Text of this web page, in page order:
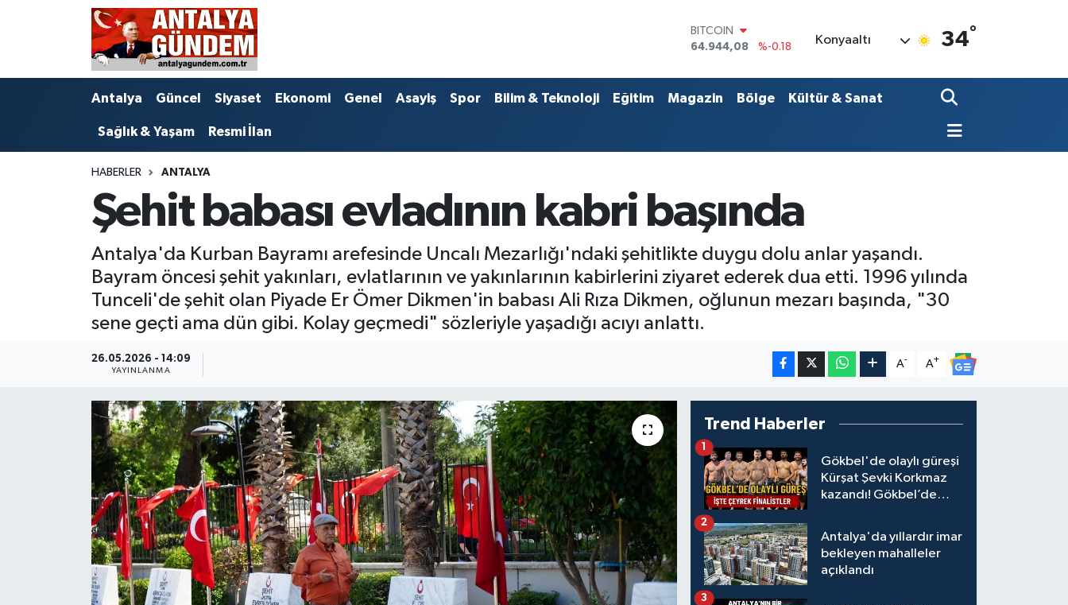
DOLAR
47,7436
%0.18
55,2510
%0.32
STERLİN
64.944,08
%-0.18
Konyaaltı 34°
Antalya Güncel Siyaset Ekonomi Genel Asayiş Spor Bilim & Teknoloji Eğitim Magazin Bölge Kültür & Sanat
Sağlık & Yaşam Resmi İlan
HABERLER ANTALYA
Şehit babası evladının kabri başında
Antalya'da Kurban Bayramı arefesinde Uncalı Mezarlığı'ndaki şehitlikte duygu dolu anlar yaşandı.
Bayram öncesi şehit yakınları, evlatlarının ve yakınlarının kabirlerini ziyaret ederek dua etti. 1996 yılında
Tunceli'de şehit olan Piyade Er Ömer Dikmen'in babası Ali Rıza Dikmen, oğlunun mezarı başında, "30
sene geçti ama dün gibi. Kolay geçmedi" sözleriyle yaşadığı acıyı anlattı.
26.05.2026 - 14:09
YAYINLANMA
A- A+
Trend Haberler
Gökbel'de olaylı güreşi
Kürşat Şevki Korkmaz
kazandı! Gökbel’de
Gürbüz elendi!
1
Antalya'da yıllardır imar
bekleyen mahalleler
açıklandı
2
3
Antalya
Bilim & Teknoloji
Ekonomi
Kültür & Sanat
Magazin
Resmi İlan
Sağlık & Yaşam
Siyaset
Antalya Nöbetçi Eczaneler
Antalya Hava Durumu
Antalya Namaz Vakitleri
Süper Lig Puan Durumu ve Fikstür
Tüm Manşetler
Son Dakika Haberleri